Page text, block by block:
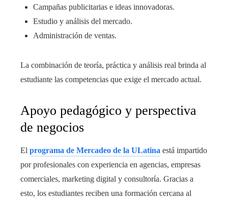
Campañas publicitarias e ideas innovadoras.
Estudio y análisis del mercado.
Administración de ventas.
La combinación de teoría, práctica y análisis real brinda al
estudiante las competencias que exige el mercado actual.
Apoyo pedagógico y perspectiva
de negocios
El programa de Mercadeo de la ULatina está impartido
por profesionales con experiencia en agencias, empresas
comerciales, marketing digital y consultoría. Gracias a
esto, los estudiantes reciben una formación cercana al